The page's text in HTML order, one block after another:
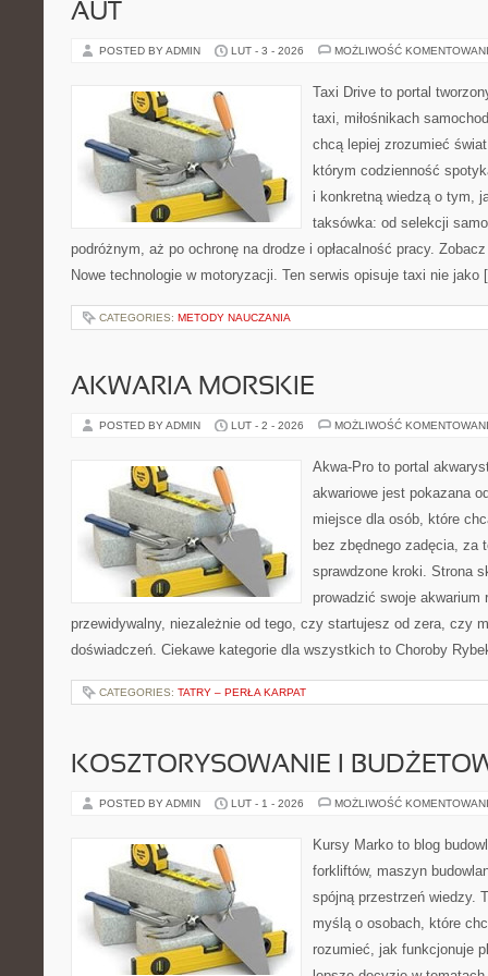
AUT
POSTED BY ADMIN LUT - 3 - 2026 MOŻLIWOŚĆ
Taxi Drive to portal
taxi, miłośnikach
chcą lepiej zrozumieć
którym codzienność
i konkretną wiedzą o tym,
taksówka: od selekcji
podróżnym, aż po ochronę na drodze i opłacalność pracy.
Nowe technologie w motoryzacji. Ten serwis opisuje taxi nie
CATEGORIES: METODY NAUCZANIA
AKWARIA MORSKIE
POSTED BY ADMIN LUT - 2 - 2026 MOŻLIWOŚĆ
Akwa-Pro to portal
akwariowe jest pokazana
miejsce dla osób, które
bez zbędnego zadęcia, za
sprawdzone kroki. Strona
prowadzić swoje akwarium
przewidywalny, niezależnie od tego, czy startujesz od zera, czy
doświadczeń. Ciekawe kategorie dla wszystkich to Choroby
CATEGORIES: TATRY – PERŁA KARPAT
KOSZTORYSOWANIE I
POSTED BY ADMIN LUT - 1 - 2026 MOŻLIWOŚĆ
Kursy Marko to blog
forkliftów, maszyn
spójną przestrzeń wiedzy.
myślą o osobach, które
rozumieć, jak funkcjonuje